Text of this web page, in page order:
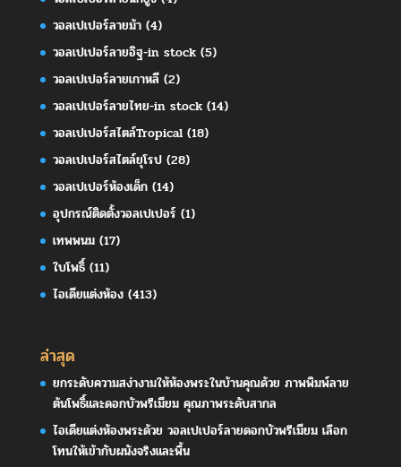
วอลเปเปอร์ลายม้า(4)
วอลเปเปอร์ลายอิฐ-in stock(5)
วอลเปเปอร์ลายเกาหลี(2)
วอลเปเปอร์ลายไทย-in stock(14)
วอลเปเปอร์สไตล์Tropical(18)
วอลเปเปอร์สไตล์ยุโรป(28)
วอลเปเปอร์ห้องเด็ก(14)
อุปกรณ์ติดตั้งวอลเปเปอร์ (1)
เทพพนม(17)
ใบโพธิ์(11)
ไอเดียแต่งห้อง(413)
ล่าสุด
ยกระดับความสง่างามให้ห้องพระในบ้านคุณด้วย ภาพพิมพ์ลาย
ต้นโพธิ์และดอกบัวพรีเมียม คุณภาพระดับสากล
ไอเดียแต่งห้องพระด้วย วอลเปเปอร์ลายดอกบัวพรีเมียม เลือก
โทนให้เข้ากับผนังจริงและพื้น